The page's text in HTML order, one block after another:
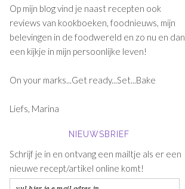
Op mijn blog vind je naast recepten ook
reviews van kookboeken, foodnieuws, mijn
belevingen in de foodwereld en zo nu en dan
een kijkje in mijn persoonlijke leven!
On your marks...Get ready...Set...Bake
Liefs, Marina
NIEUWSBRIEF
Schrijf je in en ontvang een mailtje als er een
nieuwe recept/artikel online komt!
vul